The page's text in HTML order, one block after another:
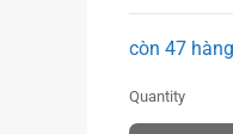
còn 47 hàng
Cáp mạng 2